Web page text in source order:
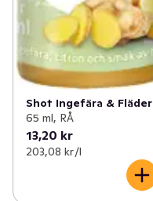
Shot Ingefära & Fläder
65 ml, RÅ
13,20 kr
203,08 kr /l